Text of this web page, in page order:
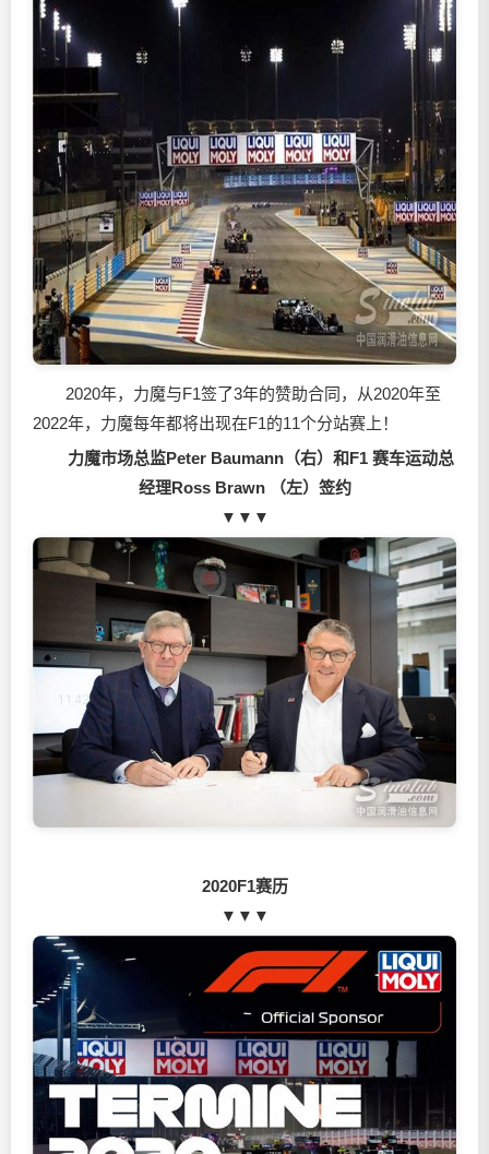
2020年，力魔与F1签了3年的赞助合同，从2020年至
2022年，力魔每年都将出现在F1的11个分站赛上！
力魔市场总监Peter Baumann（右）和F1 赛车运动总
经理Ross Brawn （左）签约
▼▼▼
2020F1赛历
▼▼▼